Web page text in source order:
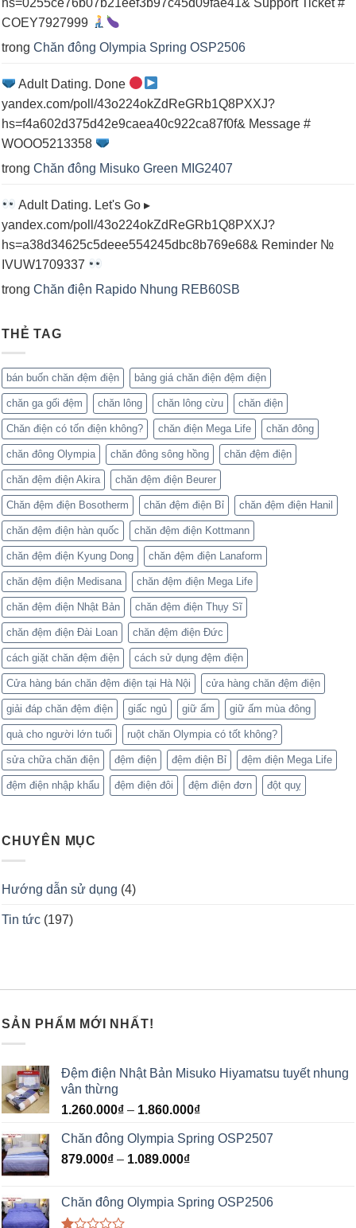
COEY7927999
trong Chăn đông Olympia Spring OSP2506
Adult Dating. Done
yandex.com/poll/43o224okZdReGRb1Q8PXXJ?
hs=f4a602d375d42e9caea40c922ca87f0f& Message #
WOOO5213358
trong Chăn đông Misuko Green MIG2407
Adult Dating. Let's Go ▸
yandex.com/poll/43o224okZdReGRb1Q8PXXJ?
hs=a38d34625c5deee554245dbc8b769e68& Reminder №
IVUW1709337
trong Chăn điện Rapido Nhung REB60SB
THẺ TAG
bán buốn chăn đệm điện bảng giá chăn điện đệm điện
chăn ga gối đệm chăn lông chăn lông cừu chăn điện
Chăn điện có tốn điện không? chăn điện Mega Life chăn đông
chăn đông Olympia chăn đông sông hồng chăn đệm điện
chăn đệm điện Akira chăn đệm điện Beurer
Chăn đệm điện Bosotherm chăn đệm điện Bỉ chăn đệm điện Hanil
chăn đệm điện hàn quốc chăn đệm điện Kottmann
chăn đệm điện Kyung Dong chăn đệm điện Lanaform
chăn đệm điện Medisana chăn đệm điện Mega Life
chăn đệm điện Nhật Bản chăn đệm điện Thụy Sĩ
chăn đệm điện Đài Loan chăn đệm điện Đức
cách giặt chăn đệm điện cách sử dụng đệm điện
Cửa hàng bán chăn đệm điện tại Hà Nội cửa hàng chăn đệm điện
giải đáp chăn đệm điện giấc ngủ giữ ấm giữ ấm mùa đông
quà cho người lớn tuổi ruột chăn Olympia có tốt không?
sửa chữa chăn điện đệm điện đệm điện Bỉ đệm điện Mega Life
đệm điện nhập khẩu đệm điện đôi đệm điện đơn đột quỵ
CHUYÊN MỤC
Hướng dẫn sử dụng (4)
Tin tức (197)
SẢN PHẨM MỚI NHẤT!
Đệm điện Nhật Bản Misuko Hiyamatsu tuyết nhung
vân thừng
1.260.000₫ – 1.860.000₫
Chăn đông Olympia Spring OSP2507
879.000₫ – 1.089.000₫
Chăn đông Olympia Spring OSP2506